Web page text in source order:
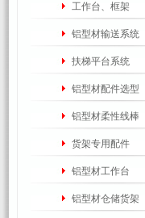
工作台、框架
铝型材输送系统
扶梯平台系统
铝型材配件选型
铝型材柔性线棒
货架专用配件
铝型材工作台
铝型材仓储货架